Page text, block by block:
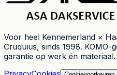
Voor heel Kennemerland ×
Cruquius, sinds 1998. KOMO-
garantie op werk én materiaal.